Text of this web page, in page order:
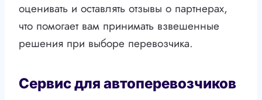
оценивать и оставлять отзывы о партнерах,
что помогает вам принимать взвешенные
решения при выборе перевозчика.
Сервис для автоперевозчиков